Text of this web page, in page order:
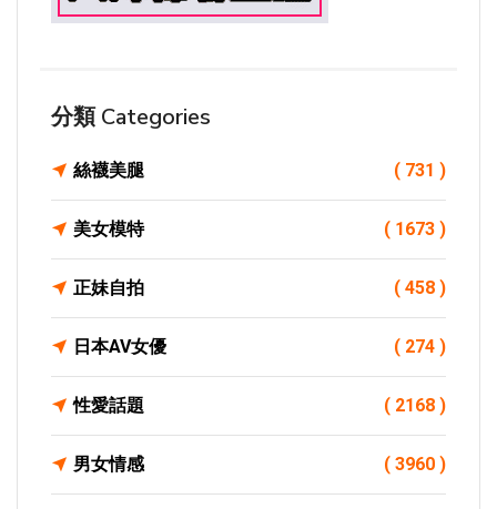
分類 Categories
絲襪美腿 ( 731 )
美女模特 ( 1673 )
正妹自拍 ( 458 )
日本AV女優 ( 274 )
性愛話題 ( 2168 )
男女情感 ( 3960 )